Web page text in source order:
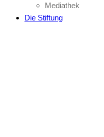
Mediathek
Die Stiftung